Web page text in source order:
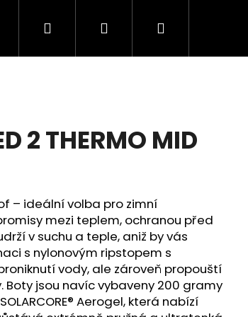
Hledat PřihlášeníNákupní
2 THERMO MID
– ideální volba pro zimní
mezi teplem, ochranou před
v suchu a teple, aniž by vás
s nylonovým ripstopem s
vody, ale zároveň propouští
Boty jsou navíc vybaveny 200 gramy
Aerogel, která nabízí
Následující